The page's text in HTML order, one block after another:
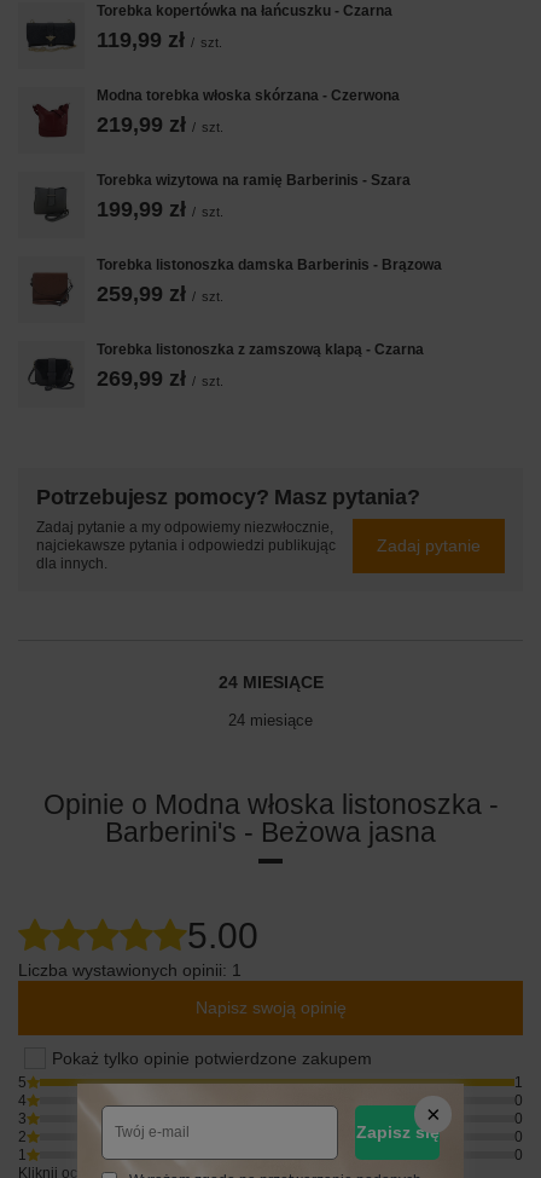
Torebka kopertówka na łańcuszku - Czarna
119,99 zł / szt.
Modna torebka włoska skórzana - Czerwona
219,99 zł / szt.
Torebka wizytowa na ramię Barberinis - Szara
199,99 zł / szt.
Torebka listonoszka damska Barberinis - Brązowa
259,99 zł / szt.
Torebka listonoszka z zamszową klapą - Czarna
269,99 zł / szt.
Potrzebujesz pomocy? Masz pytania?
Zadaj pytanie a my odpowiemy niezwłocznie,
najciekawsze pytania i odpowiedzi publikując
dla innych.
Zadaj pytanie
24 MIESIĄCE
24 miesiące
Opinie o Modna włoska listonoszka -
Barberini's - Beżowa jasna
5.00
Liczba wystawionych opinii: 1
Napisz swoją opinię
Pokaż tylko opinie potwierdzone zakupem
5
1
4
0
3
0
2
0
1
0
Kliknij ocenę aby filtrować opinie
Zapisz się